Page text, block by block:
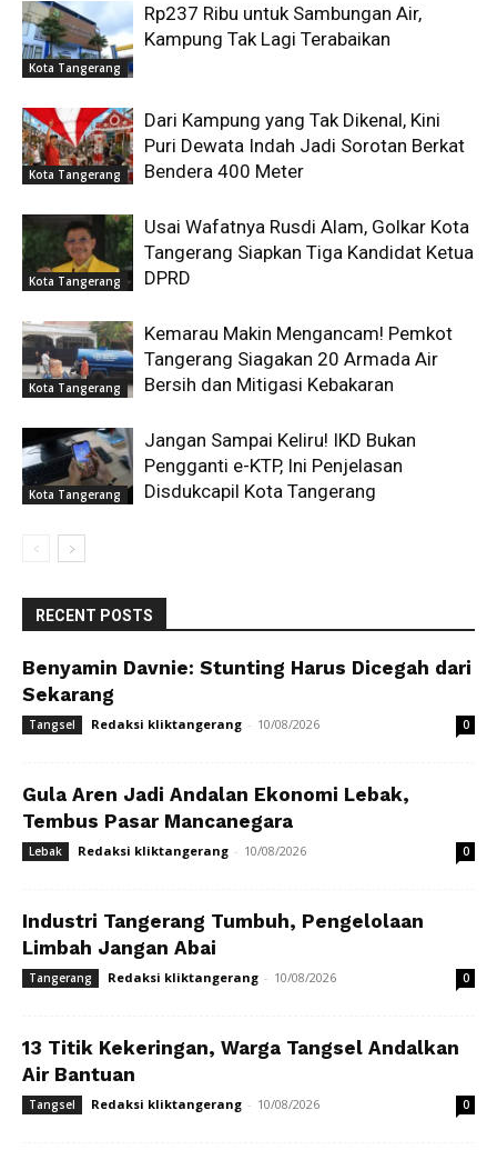
Kota Tangerang
Rp237 Ribu untuk Sambungan Air,
Kampung Tak Lagi Terabaikan
Kota Tangerang
Dari Kampung yang Tak Dikenal, Kini
Puri Dewata Indah Jadi Sorotan Berkat
Bendera 400 Meter
Kota Tangerang
Usai Wafatnya Rusdi Alam, Golkar Kota
Tangerang Siapkan Tiga Kandidat Ketua
DPRD
Kota Tangerang
Kemarau Makin Mengancam! Pemkot
Tangerang Siagakan 20 Armada Air
Bersih dan Mitigasi Kebakaran
Kota Tangerang
Jangan Sampai Keliru! IKD Bukan
Pengganti e-KTP, Ini Penjelasan
Disdukcapil Kota Tangerang
RECENT POSTS
Benyamin Davnie: Stunting Harus Dicegah dari
Sekarang
Tangsel Redaksi kliktangerang - 10/08/2026 0
Gula Aren Jadi Andalan Ekonomi Lebak,
Tembus Pasar Mancanegara
Lebak Redaksi kliktangerang - 10/08/2026 0
Industri Tangerang Tumbuh, Pengelolaan
Limbah Jangan Abai
Tangerang Redaksi kliktangerang - 10/08/2026 0
13 Titik Kekeringan, Warga Tangsel Andalkan
Air Bantuan
Tangsel Redaksi kliktangerang - 10/08/2026 0